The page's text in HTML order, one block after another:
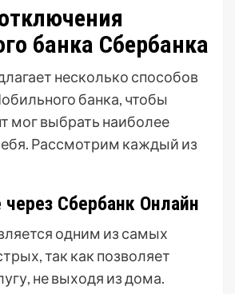
банка Сбербанка
несколько способов
банка, чтобы
мог выбрать наиболее
Рассмотрим каждый из
Сбербанк Онлайн
одним из самых
так как позволяет
не выходя из дома.